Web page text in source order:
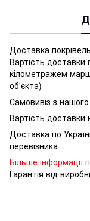
Доставка
Вартість доставки
кілометражем
об'єкта)
Самовивіз з
Вартість
Доставка по
перевізника
Більше інформації
Гарантія від